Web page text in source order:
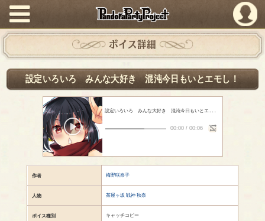
PandoraPartyProject
ボイス詳細
設定いろいろ みんな大好き 混沌今日もいとエモし！
設
定いろいろ みんな大好き 混沌今日もいとエモし！
00:00/ 00:06
作者 梅野咲奈子
人物 茶屋ヶ坂 戦神 秋奈
ボイス種別 キャッチコピー